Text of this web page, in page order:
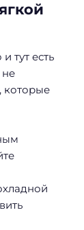
тут есть
не
которые